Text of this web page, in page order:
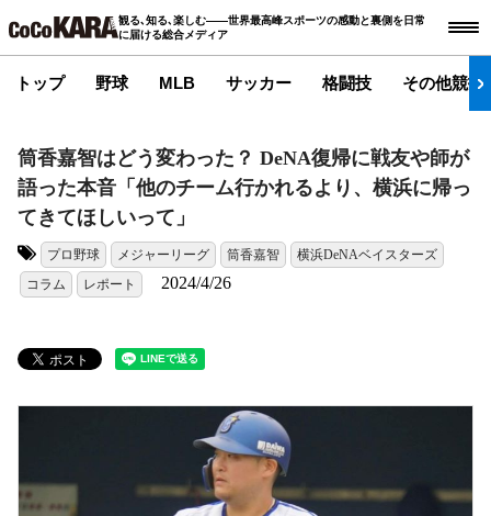
観る､知る､楽しむ――世界最高峰スポーツの感動と裏側を日常
に届ける総合メディア
トップ 野球 MLB サッカー 格闘技 その他競技
筒香嘉智はどう変わった？ DeNA復帰に戦友や師が
語った本音「他のチーム行かれるより、横浜に帰っ
てきてほしいって」
プロ野球 メジャーリーグ 筒香嘉智
横浜DeNAベイスターズ
コラム
レポート 2024/4/26